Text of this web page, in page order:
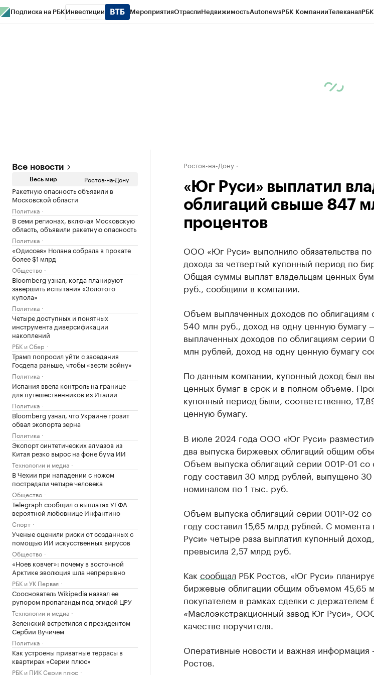
Подписка на РБК Инвестиции МероприятияОтраслиНедвижимостьAutonewsРБК КомпанииТелеканал
Все новости
Весь мир Ростов-на-Дону
Ракетную опасность объявили в
Московской области
Политика
В семи регионах, включая Московскую
область, объявили ракетную опасность
Политика
«Одиссея» Нолана собрала в прокате
более $1 млрд
Общество
Bloomberg узнал, когда планируют
завершить испытания «Золотого
купола»
Политика
Четыре доступных и понятных
инструмента диверсификации
накоплений
РБК и Сбер
Трамп попросил уйти с заседания
Госдепа раньше, чтобы «вести войну»
Политика
Испания ввела контроль на границе
для путешественников из Италии
Политика
Bloomberg узнал, что Украине грозит
обвал экспорта зерна
Политика
Экспорт синтетических алмазов из
Китая резко вырос на фоне бума ИИ
Технологии и медиа
В Чехии при нападении с ножом
пострадали четыре человека
Общество
Telegraph сообщил о выплатах УЕФА
вероятной любовнице Инфантино
Спорт
Ученые оценили риски от созданных с
помощью ИИ искусственных вирусов
Общество
«Ноев ковчег»: почему в восточной
Арктике эволюция шла непрерывно
РБК и УК Первая
Сооснователь Wikipedia назвал ее
рупором пропаганды под эгидой ЦРУ
Технологии и медиа
Зеленский встретился с президентом
Сербии Вучичем
Политика
Как устроены приватные террасы в
квартирах «Серии плюс»
РБК и ПИК Серия плюс
Ростов-на-Дону
«Юг Руси» выплатил
облигаций свыше 847
процентов
ООО «Юг Руси» выполнило обязательства по
дохода за четвертый купонный период по
Общая суммы выплат владельцам ценных
руб., сообщили в компании.
Объем выплаченных доходов по облигациям
540 млн руб., доход на одну ценную
выплаченных доходов по облигациям серии
млн рублей, доход на одну ценную бумагу
По данным компании, купонный доход был
ценных бумаг в срок и в полном объеме.
купонный период были, соответственно,
ценную бумагу.
В июле 2024 года ООО «Юг Руси»
два выпуска биржевых облигаций общим
Объем выпуска облигаций серии 001Р-01
году составил 30 млрд рублей, выпущено
номиналом по 1 тыс. руб.
Объем выпуска облигаций серии 001Р-02
году составил 15,65 млрд рублей. С
Руси» четыре раза выплатил купонный
превысила 2,57 млрд руб.
Как сообщал РБК Ростов, «Юг Руси»
биржевые облигации общим объемом 45,65
покупателем в рамках сделки с
«Маслоэкстракционный завод Юг Руси»,
качестве поручителя.
Оперативные новости и важная информация
Ростов.